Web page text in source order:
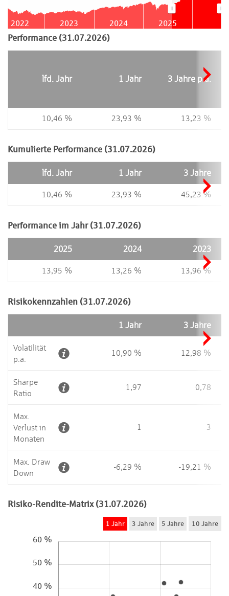
2022 2023 2024 2025
Performance (31.07.2026)
lfd. Jahr 1 Jahr 3 Jahre p.a.
10,46 % 23,93 % 13,23 %
Kumulierte Performance (31.07.2026)
lfd. Jahr 1 Jahr 3 Jahre
10,46 % 23,93 % 45,23 %
Performance im Jahr (31.07.2026)
2025 2024 2023
13,95 % 13,26 % 13,96 %
Risikokennzahlen (31.07.2026)
1 Jahr 3 Jahre
Volatilität
p.a.
10,90 % 12,98 %
Sharpe
Ratio
1,97 0,78
Max.
Verlust in
Monaten
1 3
Max. Draw
Down
-6,29 % -19,21 %
Risiko-Rendite-Matrix (31.07.2026)
1 Jahr 3 Jahre 5 Jahre 10 Jahre
40 %
50 %
60 %